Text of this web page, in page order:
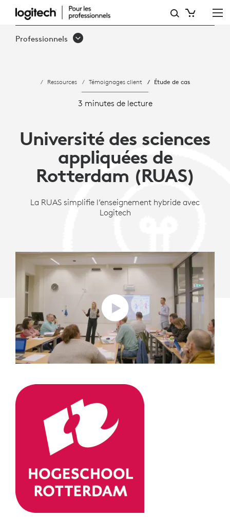
ÉTUDE
DE
ROTTERDAM
SIMPLIFIE
L’ENSEIGNEMENT
HYBRIDE
Professionnels
Ressources Témoignages client Étude de cas
3 minutes de lecture
Université des sciences
appliquées de
Rotterdam (RUAS)
La RUAS simplifie l’enseignement hybride avec
Logitech